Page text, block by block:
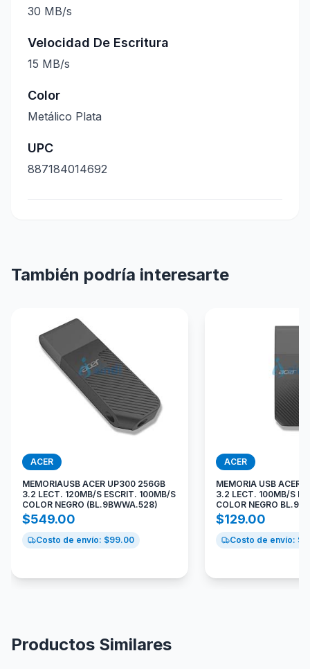
30 MB/s
Velocidad De Escritura
15 MB/s
Color
Metálico Plata
UPC
887184014692
También podría interesarte
ACER
MEMORIAUSB ACER UP300 256GB
3.2 LECT. 120MB/S ESCRIT. 100MB/S
COLOR NEGRO (BL.9BWWA.528)
$549.00
Costo de envío: $99.00
ACER
MEMORIA USB ACER
3.2 LECT. 100MB/S
COLOR NEGRO
$129.00
Costo de envío: $
Productos Similares